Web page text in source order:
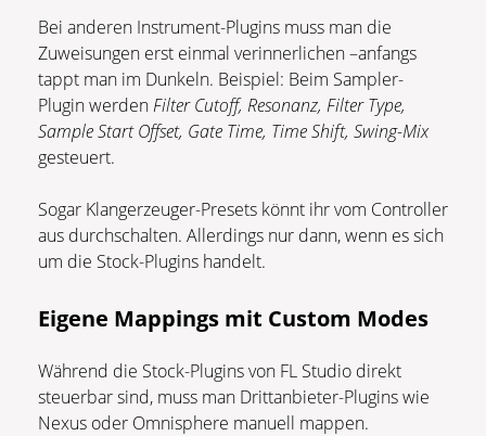
Bei anderen Instrument-Plugins muss man die
Zuweisungen erst einmal verinnerlichen –anfangs
tappt man im Dunkeln. Beispiel: Beim Sampler-
Plugin werdenFilter Cutoff, Resonanz, Filter Type,
Sample Start Offset, Gate Time, Time Shift, Swing-Mix
gesteuert.
Sogar Klangerzeuger-Presets könnt ihr vom Controller
aus durchschalten. Allerdings nur dann, wenn es sich
um die Stock-Plugins handelt.
Eigene Mappings mit Custom Modes
Während die Stock-Plugins von FL Studio direkt
steuerbar sind, muss man Drittanbieter-Plugins wie
Nexus oder Omnisphere manuell mappen.